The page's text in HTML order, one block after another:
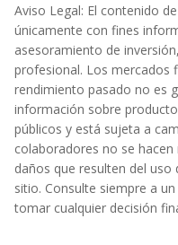
Aviso Legal: El contenido
únicamente con fines
asesoramiento de
profesional. Los mercados
rendimiento pasado no es
información sobre
públicos y está sujeta a
colaboradores no se
daños que resulten del
sitio. Consulte siempre a
tomar cualquier decisión